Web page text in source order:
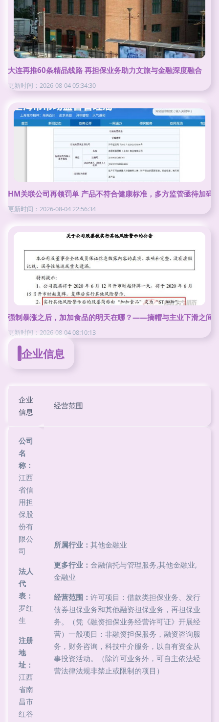
大连再推60条精品线路 再担保业务助力文旅与金融深度融合
更新时间：2026-08-04 05:34:30
HM关联公司再领罚单 产品不符合健康标准，多方监管亟待加码
更新时间：2026-08-04 22:56:34
强制暴涨之后，加加食品的明天在哪？——摘帽与主业下滑之间
更新时间：2026-08-04 08:10:13
企业信息
企业
信息
经营范围
公司
名
称：
江西
省信
用担
保股
份有
限公
司
法人
代
表：
罗红
生
注册
地
址：
江西
省南
昌市
红谷
所属行业： 其他金融业
更多行业： 金融信托与管理服务,其他金融业,
金融业
经营范围： 许可项目：借款类担保业务、发行
债券担保业务和其他融资担保业务，再担保业
务。（凭《融资担保业务经营许可证》开展经
营）一般项目：非融资担保服务，融资咨询服
务，财务咨询，科技中介服务，以自有资金从
事投资活动。（除许可业务外，可自主依法经
营法律法规非禁止或限制的项目）